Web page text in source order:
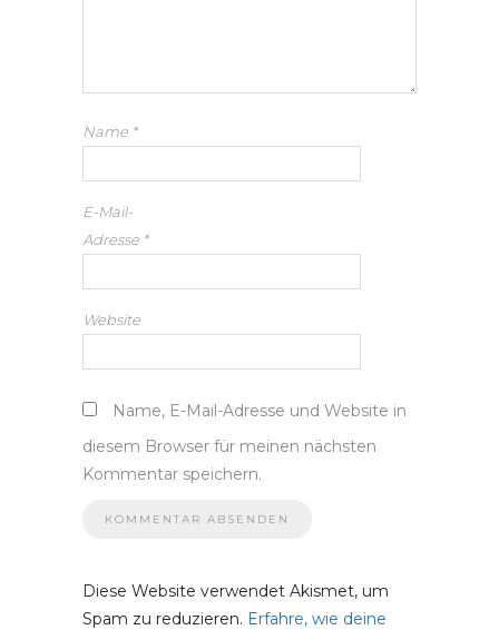
Name *
E-Mail-
Adresse *
Website
Name, E-Mail-Adresse und Website in
diesem Browser für meinen nächsten
Kommentar speichern.
Diese Website verwendet Akismet, um
Spam zu reduzieren. Erfahre, wie deine